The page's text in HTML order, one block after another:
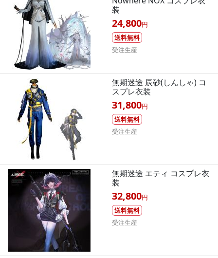
装
24,800円
送料無料
受注生産
無期迷途 辰砂(しんしゃ) コ
スプレ衣装
31,800円
送料無料
受注生産
無期迷途 エティ コスプレ衣
装
32,800円
送料無料
受注生産